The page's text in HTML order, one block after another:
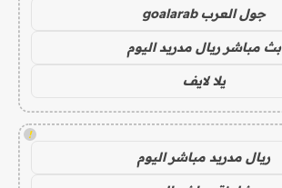
جول العرب goalarab
بث مباشر ريال مدريد اليوم
يلا لايف
!
ريال مدريد مباشر اليوم